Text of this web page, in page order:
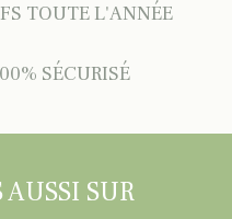
TOUTE L'ANNÉE
SÉCURISÉ
SUR